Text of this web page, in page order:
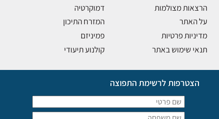
הרצאות מצולמות
על האתר
מדיניות פרטיות
תנאי שימוש באתר
דמוקרטיה
המזרח התיכון
פמיניזם
קולנוע תיעודי
הצטרפות לרשימת התפוצה